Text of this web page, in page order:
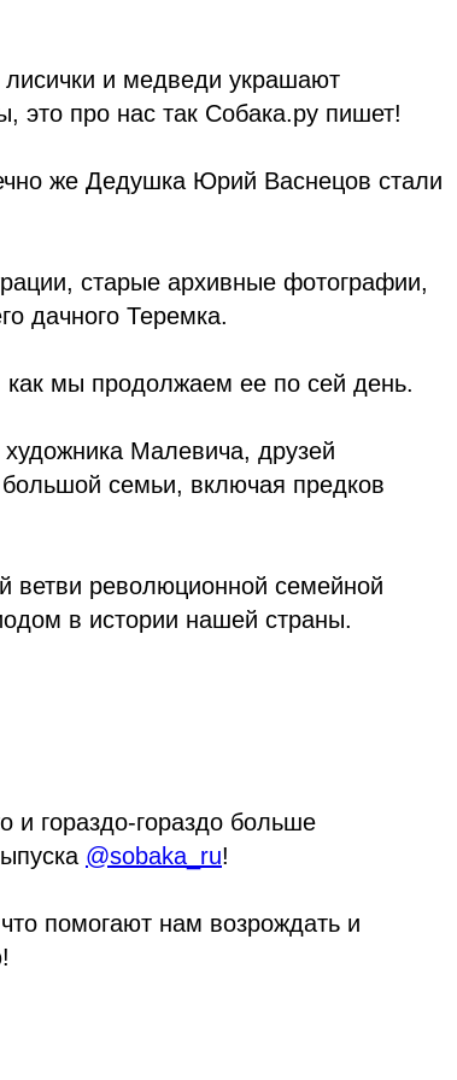
и медведи украшают
это про нас так Собака.ру пишет!
же Дедушка Юрий Васнецов стали
старые архивные фотографии,
дачного Теремка.
как мы продолжаем ее по сей день.
Малевича, друзей
семьи, включая предков
ветви революционной семейной
в истории нашей страны.
и гораздо-гораздо больше
@sobaka_ru!
помогают нам возрождать и